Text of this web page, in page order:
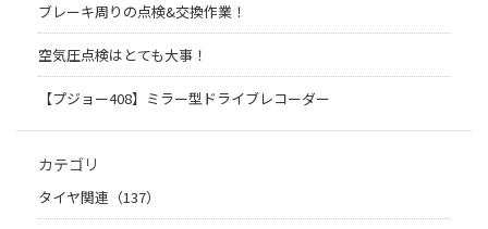
ブレーキ周りの点検&交換作業！
空気圧点検はとても大事！
【プジョー408】ミラー型ドライブレコーダー
カテゴリ
タイヤ関連（137）